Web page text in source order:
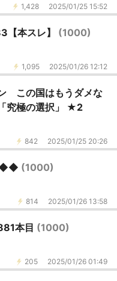
1,428 2025/01/25 15:52
【本スレ】 (1000)
1,095 2025/01/26 12:12
この国はもうダメな
究極の選択」 ★2
842 2025/01/25 20:26
(1000)
814 2025/01/26 13:58
本目 (1000)
205 2025/01/26 01:49